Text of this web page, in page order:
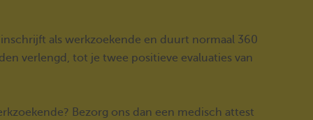
als werkzoekende en duurt normaal 360
verlengd, tot je twee positieve evaluaties van
Bezorg ons dan een medisch attest